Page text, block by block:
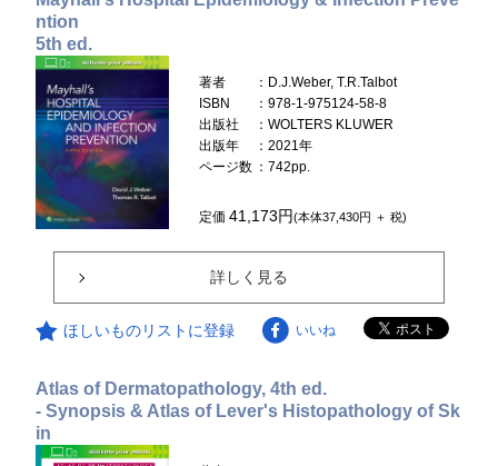
ntion
5th ed.
著者
：D.J.Weber, T.R.Talbot
ISBN
：978-1-975124-58-8
出版社
：WOLTERS KLUWER
出版年
：2021年
ページ数 ：742pp.
定価41,173円(本体37,430円 ＋ 税)
詳しく見る
ほしいものリストに登録 いいね
Atlas of Dermatopathology, 4th ed.
- Synopsis & Atlas of Lever's Histopathology of Sk
in